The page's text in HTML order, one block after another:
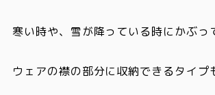
寒い時や、雪が降っている時にかぶっ
ウェアの襟の部分に収納できるタイプ